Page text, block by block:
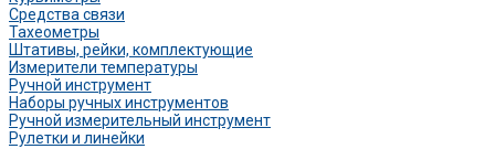
Средства связи
Тахеометры
Штативы, рейки, комплектующие
Измерители температуры
Ручной инструмент
Наборы ручных инструментов
Ручной измерительный инструмент
Рулетки и линейки